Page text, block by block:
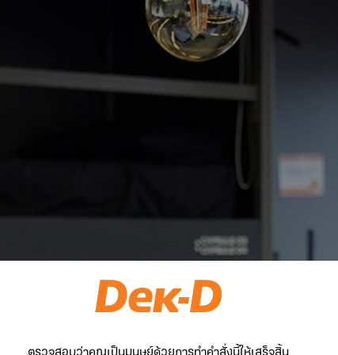
ตรวจสอบว่าคุณเป็นมนุษย์ด้วยการทำคำสั่งนี้ให้เสร็จสิ้น